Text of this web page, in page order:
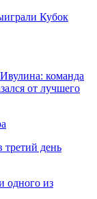
Кубок
команда
от лучшего
день
одного из